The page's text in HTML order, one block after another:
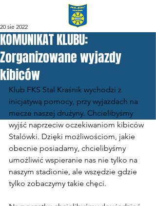
KOMUNIKAT KLUBU:
Zorganizowane wyjazdy
kibiców
20 sie 2022
Klub FKS Stal Kraśnik wychodzi z
inicjatywą pomocy, przy wyjazdach na
mecze naszej drużyny. Chcielibyśmy
wyjść naprzeciw oczekiwaniom kibiców
Stalówki. Dzięki możliwościom, jakie
obecnie posiadamy, chcielibyśmy
umożliwić wspieranie nas nie tylko na
naszym stadionie, ale wszędzie gdzie
tylko zobaczymy takie chęci.